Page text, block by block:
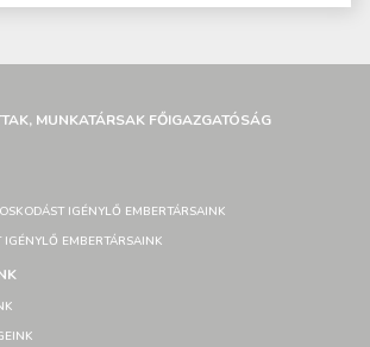
MUNKATÁRSAK FŐIGAZGATÓSÁG
IGÉNYLŐ EMBERTÁRSAINK
IGÉNYLŐ EMBERTÁRSAINK